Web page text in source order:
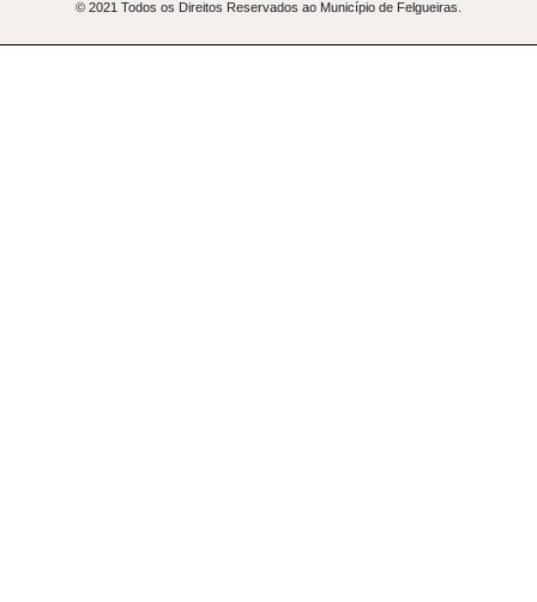
© 2021 Todos os Direitos Reservados ao Município de Felgueiras.